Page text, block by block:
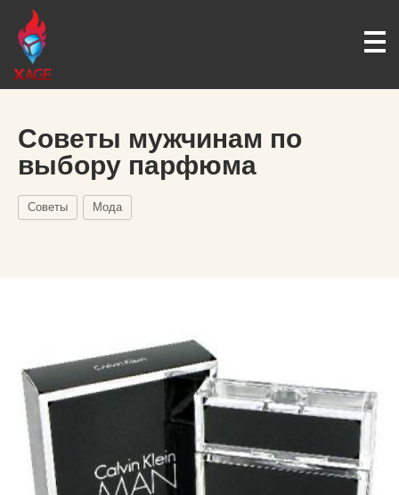
Советы мужчинам по
выбору парфюма
Советы Мода